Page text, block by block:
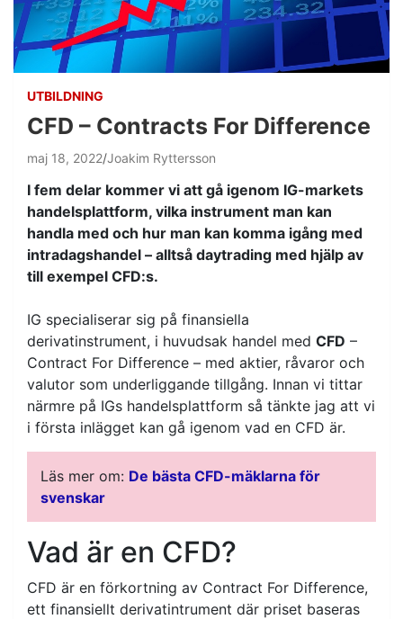
UTBILDNING
CFD – Contracts For Difference
maj 18, 2022 Joakim Ryttersson
I fem delar kommer vi att gå igenom IG-markets
handelsplattform, vilka instrument man kan
handla med och hur man kan komma igång med
intradagshandel – alltså daytrading med hjälp av
till exempel CFD:s.
IG specialiserar sig på finansiella
derivatinstrument, i huvudsak handel med CFD –
Contract For Difference – med aktier, råvaror och
valutor som underliggande tillgång. Innan vi tittar
närmre på IGs handelsplattform så tänkte jag att vi
i första inlägget kan gå igenom vad en CFD är.
Läs mer om: De bästa CFD-mäklarna för
svenskar
Vad är en CFD?
CFD är en förkortning av Contract For Difference,
ett finansiellt derivatintrument där priset baseras